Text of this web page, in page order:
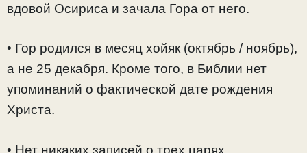
вдовой Осириса и зачала Гора от него.
• Гор родился в месяц хойяк (октябрь / ноябрь),
а не 25 декабря. Кроме того, в Библии нет
упоминаний о фактической дате рождения
Христа.
• Нет никаких записей о трех царях,